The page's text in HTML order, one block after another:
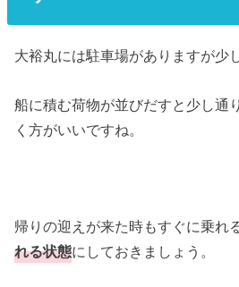
大裕丸には駐車場がありますが少
船に積む荷物が並びだすと少し通
く方がいいですね。
帰りの迎えが来た時もすぐに乗れ
れる状態にしておきましょう。